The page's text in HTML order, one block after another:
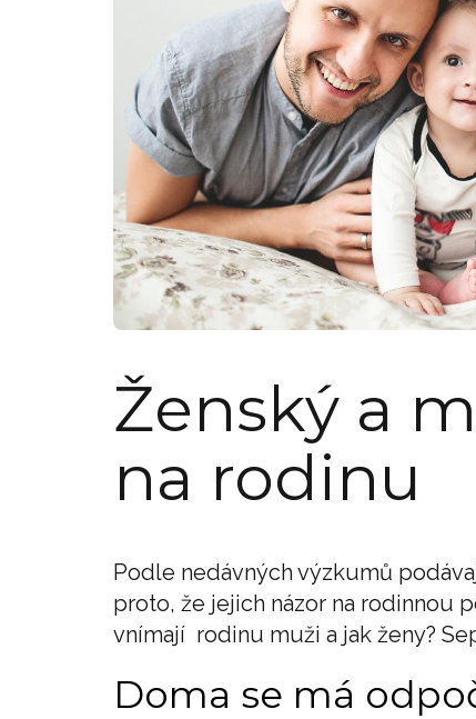
Ženský a
na rodinu
Podle nedávných výzkumů
proto, že jejich názor na rodinnou
vnímají rodinu muži a jak ženy?
Doma se má